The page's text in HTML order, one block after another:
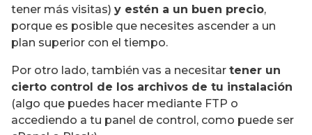
tener más visitas) y estén a un buen precio,
porque es posible que necesites ascender a un
plan superior con el tiempo.
Por otro lado, también vas a necesitar tener un
cierto control de los archivos de tu instalación
(algo que puedes hacer mediante FTP o
accediendo a tu panel de control, como puede ser